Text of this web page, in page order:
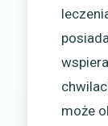
może